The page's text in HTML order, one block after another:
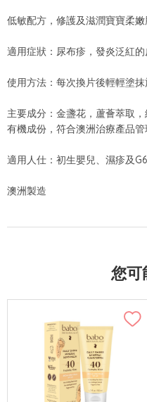
低敏配方，修護及滋潤寶寶柔嫩
適用症狀：尿布疹，發炎泛紅的
使用方法：每次換片後輕輕塗抹
主要成分：金盞花，蘆薈萃取
有機成份，符合澳洲治療產品管
適用人仕：初生嬰兒、濕疹及
澳洲製造
您可